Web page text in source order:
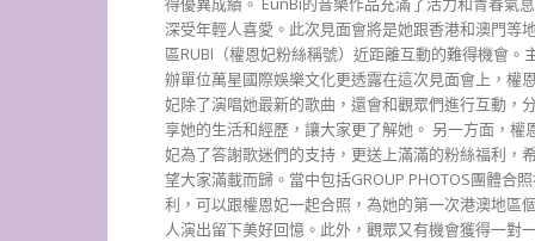
深受年輕人喜愛。此次見面會將是她跟香港和澳門等
區RUBI（權恩妃粉絲稱號）近距離互動的難得機會。
辦單位萬星國際娛樂文化更透露在這次見面會上，權恩
妃除了演唱她最新的歌曲，還會和觀眾們進行互動，
享她的生活和經歷，讓大家更了解她。 另一方面，權
妃為了答謝歌迷們的支持，更送上滿滿的粉絲福利，
望大家滿載而歸。當中包括GROUP PHOTOS團體合
利，可以跟權恩妃一起合照，為她的第一次港澳地區個
人演出留下美好回憶。此外，觀眾又有機會獲得一對